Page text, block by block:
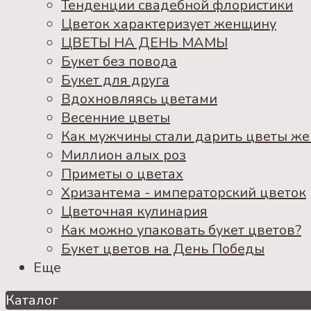
Тенденции свадебной флористики
Цветок характеризует женщину
ЦВЕТЫ НА ДЕНЬ МАМЫ
Букет без повода
Букет для друга
Вдохновляясь цветами
Весенние цветы
Как мужчины стали дарить цветы
Миллион алых роз
Приметы о цветах
Хризантема - императорский цветок
Цветочная кулинария
Как можно упаковать букет цветов?
Букет цветов на День Победы
Еще
Каталог